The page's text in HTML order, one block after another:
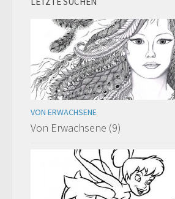
VON ERWACHSENE
Von Erwachsene (9)